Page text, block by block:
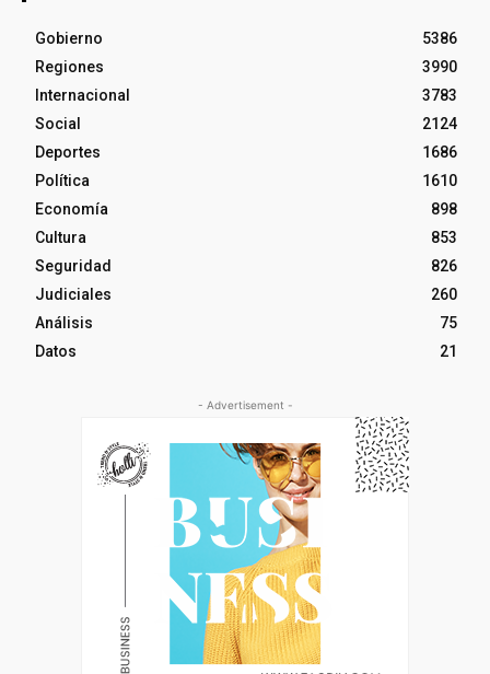
Gobierno
5386
Regiones
3990
Internacional
3783
Social
2124
Deportes
1686
Política
1610
Economía
898
Cultura
853
Seguridad
826
Judiciales
260
Análisis
75
Datos
21
- Advertisement -